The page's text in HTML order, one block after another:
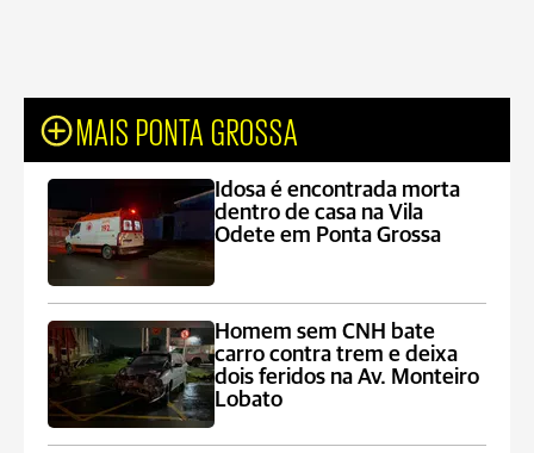
MAIS PONTA GROSSA
Idosa é encontrada morta
dentro de casa na Vila
Odete em Ponta Grossa
Homem sem CNH bate
carro contra trem e deixa
dois feridos na Av. Monteiro
Lobato